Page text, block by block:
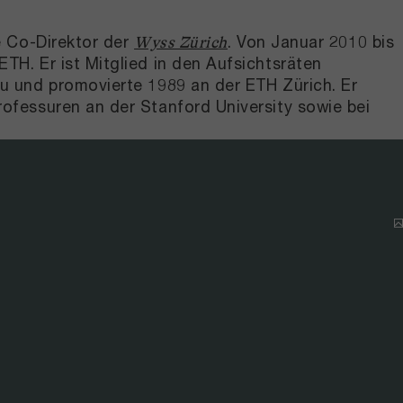
Direktor der Wyss Zürich. Von Januar 2010 bis
Er ist Mitglied in den Aufsichtsräten
und promovierte 1989 an der ETH Zürich. Er
an der Stanford University sowie bei